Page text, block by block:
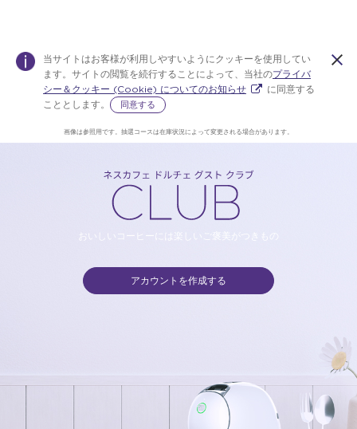
当サイトはお客様が利用しやすいようにクッキーを使用してい
ます。サイトの閲覧を続行することによって、当社のプライバ
シー＆クッキー (Cookie) についてのお知らせ
に同意する
こととします。
同意する
公
画像は参照用です。抽選コースは在庫状況によって変更される場合があります。
おいしいコーヒーには楽しいご褒美がつきもの
アカウントを作成する